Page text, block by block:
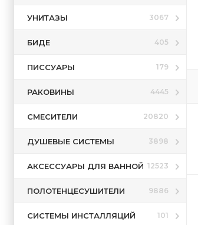
УНИТАЗЫ 3067
БИДЕ 405
ПИССУАРЫ 179
РАКОВИНЫ 4445
СМЕСИТЕЛИ 20820
ДУШЕВЫЕ СИСТЕМЫ 3898
АКСЕССУАРЫ ДЛЯ ВАННОЙ 12523
ПОЛОТЕНЦЕСУШИТЕЛИ 9886
СИСТЕМЫ ИНСТАЛЛЯЦИЙ 101